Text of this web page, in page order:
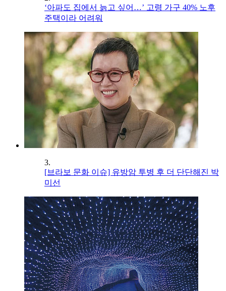
‘아파도 집에서 늙고 싶어…’ 고령 가구 40% 노후
주택이라 어려워
3.
[브라보 문화 이슈] 유방암 투병 후 더 단단해진 박
미선